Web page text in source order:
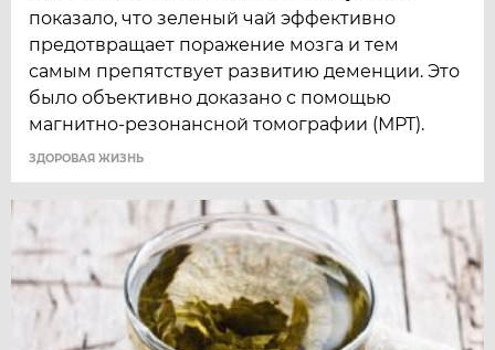
показало, что зеленый чай эффективно
предотвращает поражение мозга и тем
самым препятствует развитию деменции. Это
было объективно доказано с помощью
магнитно-резонансной томографии (МРТ).
ЗДОРОВАЯ ЖИЗНЬ